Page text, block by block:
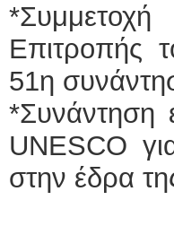
Επιτροπής
51η
*Συνάντηση
UNESCO
στην έδρα